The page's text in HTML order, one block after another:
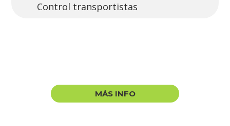
Control transportistas
MÁS INFO